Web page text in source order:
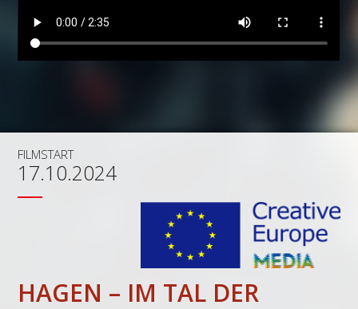
FILMSTART
17.10.2024
HAGEN – IM TAL DER